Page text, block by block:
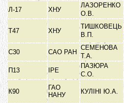
Л-17
ХНУ
ЛАЗОРЕНКО
О.В.
Т47 ХНУ
ТИШКОВЕЦЬ
В.П.
С30
САО РАН
СЕМЕНОВА
Т.А.
П13
ІРЕ
ПАЗЮРА
С.О.
К90
ГАО
НАНУ
КУЛІНІ Ю.А.